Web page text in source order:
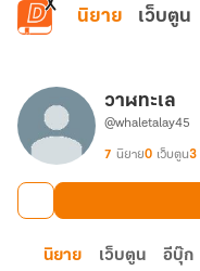
ข้ามไปยังเนื้อหาหลัก
นิยาย เว็บตูน
วาฬทะเล
@whaletalay45
7 นิยาย0 เว็บตูน3
นิยาย เว็บตูน อีบุ๊ก